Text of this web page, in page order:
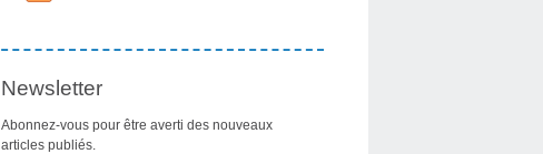
Newsletter
Abonnez-vous pour être averti des nouveaux
articles publiés.